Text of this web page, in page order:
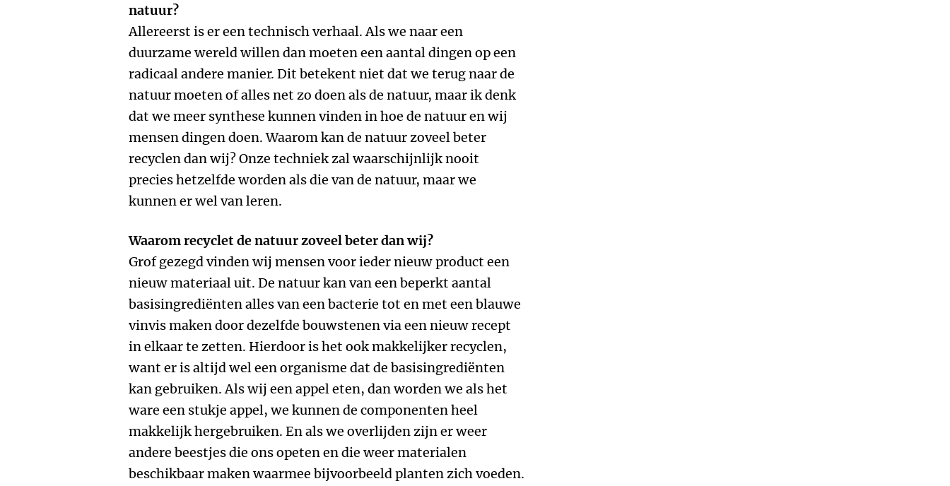
natuur?
Allereerst is er een technisch verhaal. Als we naar een
duurzame wereld willen dan moeten een aantal dingen op een
radicaal andere manier. Dit betekent niet dat we terug naar de
natuur moeten of alles net zo doen als de natuur, maar ik denk
dat we meer synthese kunnen vinden in hoe de natuur en wij
mensen dingen doen. Waarom kan de natuur zoveel beter
recyclen dan wij? Onze techniek zal waarschijnlijk nooit
precies hetzelfde worden als die van de natuur, maar we
kunnen er wel van leren.
Waarom recyclet de natuur zoveel beter dan wij?
Grof gezegd vinden wij mensen voor ieder nieuw product een
nieuw materiaal uit. De natuur kan van een beperkt aantal
basisingrediënten alles van een bacterie tot en met een blauwe
vinvis maken door dezelfde bouwstenen via een nieuw recept
in elkaar te zetten. Hierdoor is het ook makkelijker recyclen,
want er is altijd wel een organisme dat de basisingrediënten
kan gebruiken. Als wij een appel eten, dan worden we als het
ware een stukje appel, we kunnen de componenten heel
makkelijk hergebruiken. En als we overlijden zijn er weer
andere beestjes die ons opeten en die weer materialen
beschikbaar maken waarmee bijvoorbeeld planten zich voeden.